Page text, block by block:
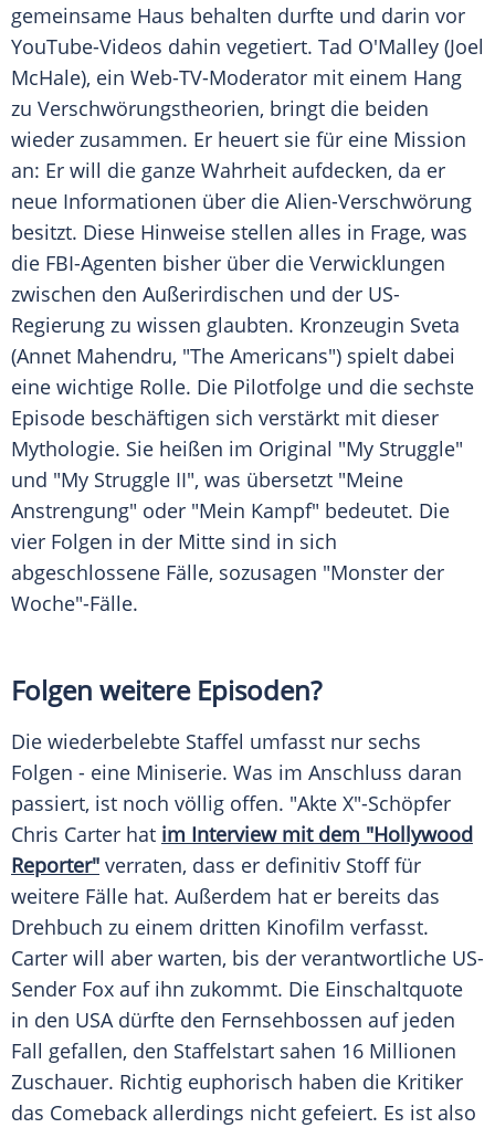
gemeinsame Haus behalten durfte und darin vor
YouTube-Videos dahin vegetiert. Tad O'Malley (Joel
McHale), ein Web-TV-Moderator mit einem Hang
zu Verschwörungstheorien, bringt die beiden
wieder zusammen. Er heuert sie für eine Mission
an: Er will die ganze Wahrheit aufdecken, da er
neue Informationen über die Alien-Verschwörung
besitzt. Diese Hinweise stellen alles in Frage, was
die FBI-Agenten bisher über die Verwicklungen
zwischen den Außerirdischen und der US-
Regierung zu wissen glaubten. Kronzeugin Sveta
(Annet Mahendru, "The Americans") spielt dabei
eine wichtige Rolle. Die Pilotfolge und die sechste
Episode beschäftigen sich verstärkt mit dieser
Mythologie. Sie heißen im Original "My Struggle"
und "My Struggle II", was übersetzt "Meine
Anstrengung" oder "Mein Kampf" bedeutet. Die
vier Folgen in der Mitte sind in sich
abgeschlossene Fälle, sozusagen "Monster der
Woche"-Fälle.
Folgen weitere Episoden?
Die wiederbelebte Staffel umfasst nur sechs
Folgen - eine Miniserie. Was im Anschluss daran
passiert, ist noch völlig offen. "Akte X"-Schöpfer
Chris Carter hat im Interview mit dem "Hollywood
Reporter" verraten, dass er definitiv Stoff für
weitere Fälle hat. Außerdem hat er bereits das
Drehbuch zu einem dritten Kinofilm verfasst.
Carter will aber warten, bis der verantwortliche US-
Sender Fox auf ihn zukommt. Die Einschaltquote
in den USA dürfte den Fernsehbossen auf jeden
Fall gefallen, den Staffelstart sahen 16 Millionen
Zuschauer. Richtig euphorisch haben die Kritiker
das Comeback allerdings nicht gefeiert. Es ist also